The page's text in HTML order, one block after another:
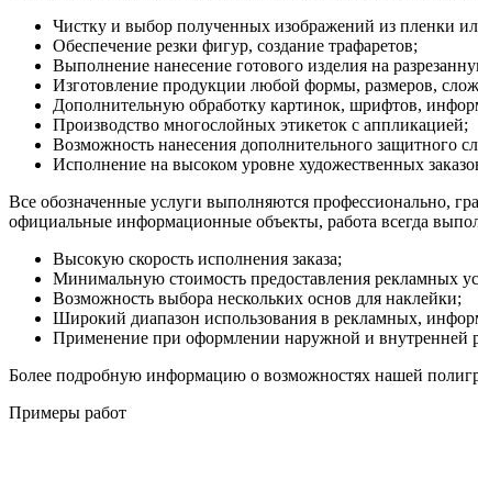
Чистку и выбор полученных изображений из пленки
Обеспечение резки фигур, создание трафаретов;
Выполнение нанесение готового изделия на
Изготовление продукции любой формы, размеров,
Дополнительную обработку картинок, шрифтов,
Производство многослойных этикеток с аппликацией;
Возможность нанесения дополнительного защитного
Исполнение на высоком уровне художественных
Все обозначенные услуги выполняются профессионально,
официальные информационные объекты, работа всегда
Высокую скорость исполнения заказа;
Минимальную стоимость предоставления рекламных
Возможность выбора нескольких основ для наклейки;
Широкий диапазон использования в рекламных,
Применение при оформлении наружной и внутренней
Более подробную информацию о возможностях нашей
Примеры работ